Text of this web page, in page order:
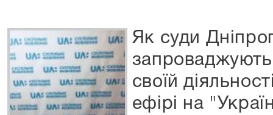
Як суди
своїй
ефірі на